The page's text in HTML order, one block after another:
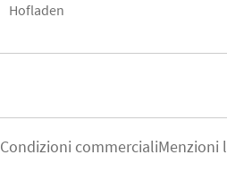
Hofladen
Condizioni commercialiMenzioni